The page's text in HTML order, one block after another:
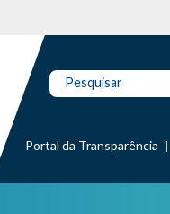
Pesquisar
Portal da Transparência